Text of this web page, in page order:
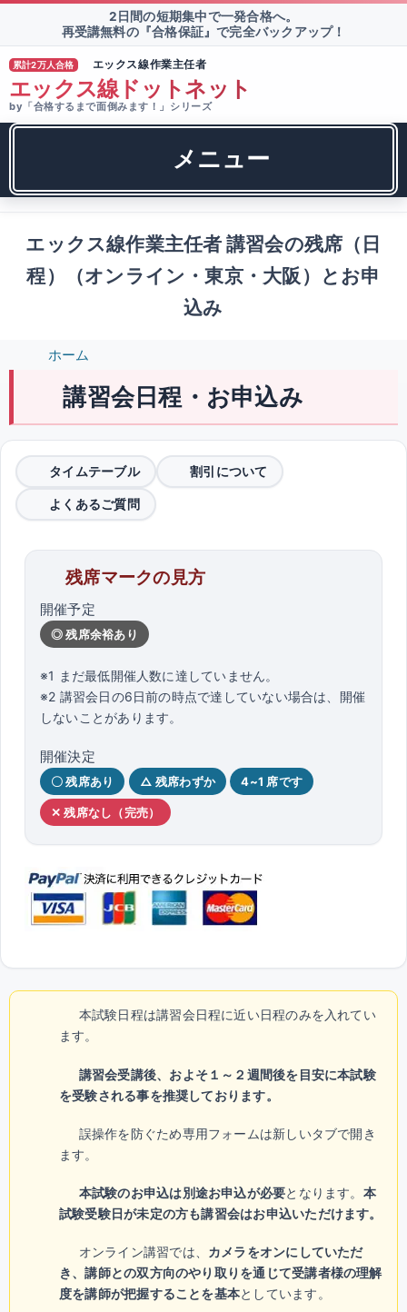
2日間の短期集中で一発合格へ。
再受講無料の『合格保証』で完全バックアップ！
累計2万人合格 エックス線作業主任者
エックス線ドットネット
by「合格するまで面倒みます！」シリーズ
メニュー
エックス線作業主任者 講習会の残席（日
程）（オンライン・東京・大阪）とお申
込み
ホーム
講習会日程・お申込み
タイムテーブル 割引について
よくあるご質問
残席マークの見方
開催予定
◎ 残席余裕あり
※1 まだ最低開催人数に達していません。
※2 講習会日の6日前の時点で達していない場合は、開催
しないことがあります。
開催決定
〇 残席あり △ 残席わずか 4~1 席です
✕ 残席なし（完売）
本試験日程は講習会日程に近い日程のみを入れてい
ます。
講習会受講後、およそ１～２週間後を目安に本試験
を受験される事を推奨しております。
誤操作を防ぐため専用フォームは新しいタブで開き
ます。
本試験のお申込は別途お申込が必要となります。 本
試験受験日が未定の方も講習会はお申込いただけます。
オンライン講習では、 カメラをオンにしていただ
き、講師との双方向のやり取りを通じて受講者様の理解
度を講師が把握することを基本としています。